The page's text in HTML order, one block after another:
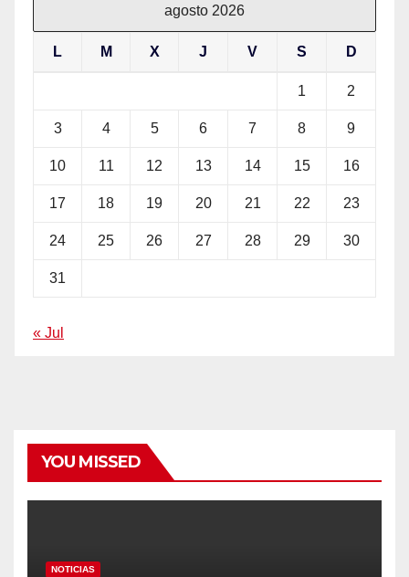
agosto 2026
L M X J V S D
1 2
3 4 5 6 7 8 9
10 11 12 13 14 15 16
17 18 19 20 21 22 23
24 25 26 27 28 29 30
31
« Jul
YOU MISSED
NOTICIAS